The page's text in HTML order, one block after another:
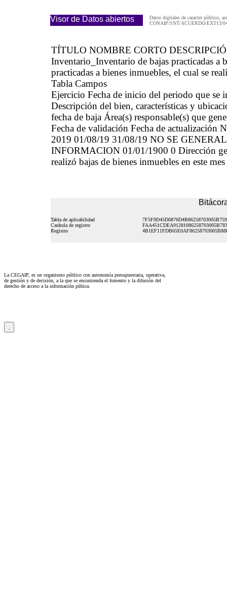
Visor de Datos abiertos
Datos digitales de caracter público,
CONAIP/SNT/ACUERDO/EXT13/
TÍTULO NOMBRE CORTO
Inventario_Inventario de bajas practicadas
practicadas a bienes inmuebles, el cual se
Tabla Campos
Ejercicio Fecha de inicio del periodo que se
Descripción del bien, características y
fecha de baja Área(s) responsable(s) que
Fecha de validación Fecha de actualización
2019 01/08/19 31/08/19 NO SE
INFORMACION 01/01/1900 0 Dirección
realizó bajas de bienes inmuebles en este
Tabla de aplicabilidad
Carátula de registro
Registro
La CEGAIP, es un organismo público con autonomía presupuestaria, operativa,
de gestión y de decisión, a la que se encomienda el fomento y la difusión del
derecho de acceso a la información púbica.